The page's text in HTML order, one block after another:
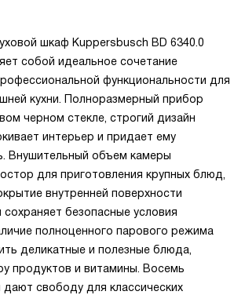
отключение, что важно в доме
— привычка разбираться в
это займет пару недель. В целом
и удобен в быту, хорошо
и стиль жизни!
шкаф Kuppersbusch BD 6340.0
собой идеальное сочетание
функциональности для
кухни. Полноразмерный прибор
черном стекле, строгий дизайн
интерьер и придает ему
Внушительный объем камеры
для приготовления крупных блюд,
внутренней поверхности
сохраняет безопасные условия
полноценного парового режима
деликатные и полезные блюда,
продуктов и витамины. Восемь
свободу для классических